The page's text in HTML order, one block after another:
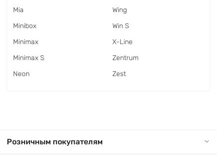
Mia
Minibox
Minimax
Minimax S
Neon
Wing
Win S
X-Line
Zentrum
Zest
Розничным покупателям